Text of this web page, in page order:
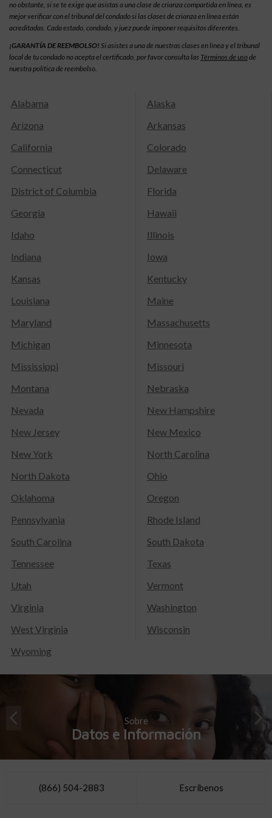
no obstante, si se te exige que asistas a una clase de crianza compartida en línea, es
mejor verificar con el tribunal del condado si las clases de crianza en línea están
acreditadas. Cada estado, condado, y juez puede imponer requisitos diferentes.
¡GARANTÍA DE REEMBOLSO! Si asistes a una de nuestras clases en línea y el tribunal
local de tu condado no acepta el certificado, por favor consulta las Términos de usode
nuestra política de reembolso.
Alabama
Alaska
Arizona
Arkansas
California
Colorado
Connecticut
Delaware
District of Columbia
Florida
Georgia
Hawaii
Idaho
Illinois
Indiana
Iowa
Kansas
Kentucky
Louisiana
Maine
Maryland
Massachusetts
Michigan
Minnesota
Mississippi
Missouri
Montana
Nebraska
Nevada
New Hampshire
New Jersey
New Mexico
New York
North Carolina
North Dakota
Ohio
Oklahoma
Oregon
Pennsylvania
Rhode Island
South Carolina
South Dakota
Tennessee
Texas
Utah
Vermont
Virginia
Washington
West Virginia
Wisconsin
Wyoming
Sobre
Datos e Información
(866) 504-2883 Escríbenos